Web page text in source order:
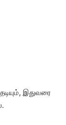
இதுவரை